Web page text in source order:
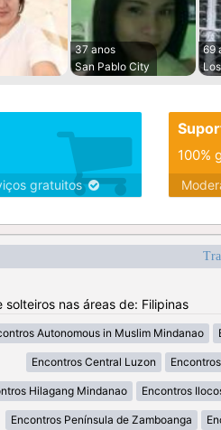
37 anos
San Pablo City
69
gratuitos
100%
solteiros nas áreas de: Filipinas
Autonomous in Muslim Mindanao
Encontros Central Luzon
Hilagang Mindanao Encontros
Encontros Península de Zamboanga